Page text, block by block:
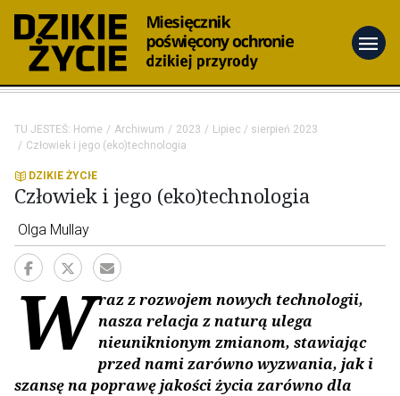
menu
TU JESTEŚ: Home Archiwum 2023
Lipiec / sierpień 2023
Człowiek i jego (eko)technologia
DZIKIE ŻYCIE
Człowiek i jego (eko)technologia
Olga Mullay
Wraz z rozwojem nowych technologii,
nasza relacja z naturą ulega
nieuniknionym zmianom, stawiając
przed nami zarówno wyzwania, jak i
szansę na poprawę jakości życia zarówno dla